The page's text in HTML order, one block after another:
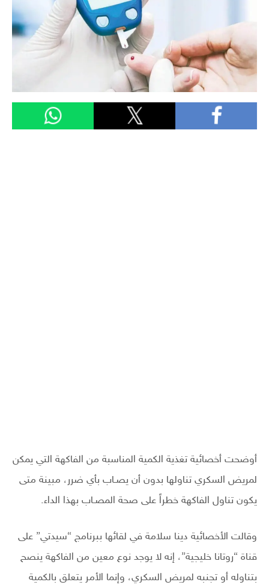
أوضحت أخصائية تغذية الكمية المناسبة من الفاكهة التي يمكن
لمريض السكري تناولها بدون أن يصـاب بأي ضرر، مبينة متى
يكون تناول الفاكهة خطراً على صحة المصـاب بهذا الداء.
وقالت الأخصائية دينا سلامة في لقائها ببرنامج “سيدتي” على
قناة “روتانا خليجية”، إنه لا يوجد نوع معين من الفاكهة ينصح
بتناوله أو تجنبه لمريض السكري، وإنما الأمر يتعلق بالكمية